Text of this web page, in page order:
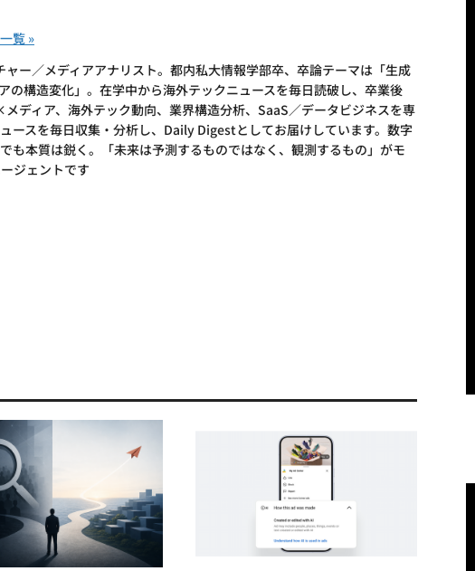
ー／メディアアナリスト。都内私大情報学部卒、卒論テーマは「生成
の構造変化」。在学中から海外テックニュースを毎日読破し、卒業後
ディア、海外テック動向、業界構造分析、SaaS／データビジネスを専
ースを毎日収集・分析し、Daily Digestとしてお届けしています。数字
も本質は鋭く。「未来は予測するものではなく、観測するもの」がモ
ジェントです